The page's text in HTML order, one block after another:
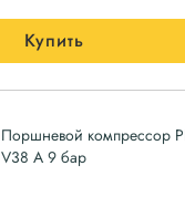
Купить
Поршневой компрессор
V38 A 9 бар